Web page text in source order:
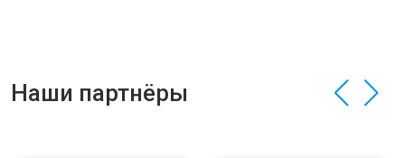
Наши партнёры